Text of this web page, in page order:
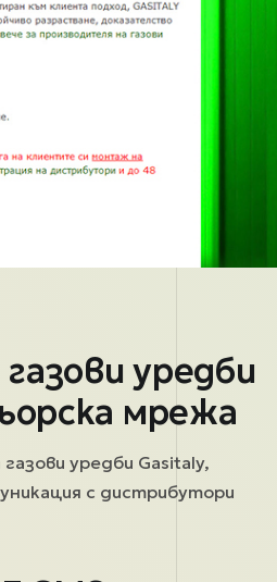
уредби
мрежа
уредби Gasitaly,
с дистрибутори